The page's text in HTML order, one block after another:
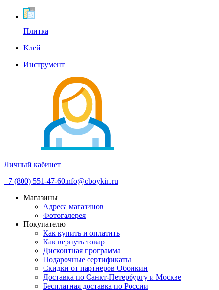
Плитка
Клей
Инструмент
Личный кабинет
+7 (800) 551-47-60info@oboykin.ru
Магазины
Адреса магазинов
Фотогалерея
Покупателю
Как купить и оплатить
Как вернуть товар
Дисконтная программа
Подарочные сертификаты
Скидки от партнеров Обойкин
Доставка по Санкт-Петербургу и Москве
Бесплатная доставка по России